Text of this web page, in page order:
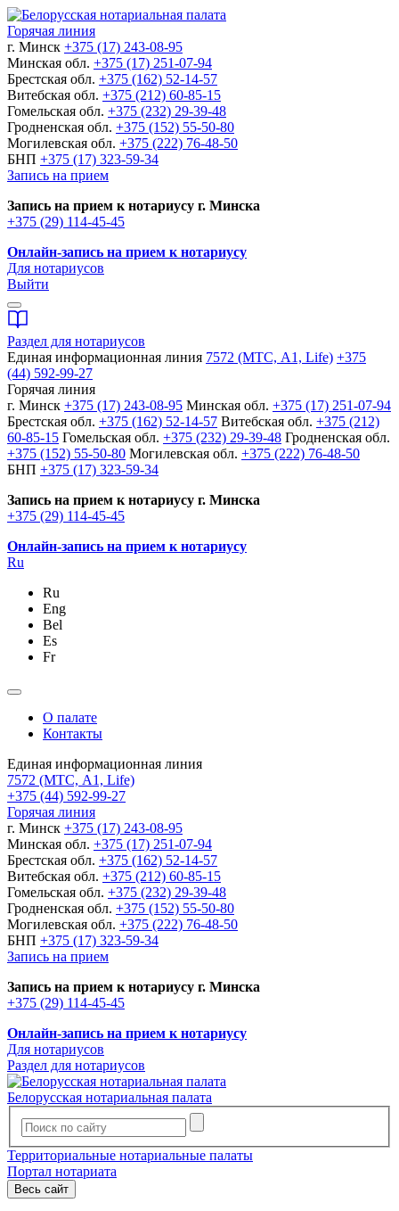
Горячая линия
г. Минск +375 (17) 243-08-95
Минская обл. +375 (17) 251-07-94
Брестская обл. +375 (162) 52-14-57
Витебская обл. +375 (212) 60-85-15
Гомельская обл. +375 (232) 29-39-48
Гродненская обл. +375 (152) 55-50-80
Могилевская обл. +375 (222) 76-48-50
БНП +375 (17) 323-59-34
Запись на прием
Запись на прием к нотариусу г. Минска
+375 (29) 114-45-45
Онлайн-запись на прием к нотариусу
Для нотариусов
Выйти
Раздел для нотариусов
Единая информационная линия 7572 (МТС, A1, Life) +375
(44) 592-99-27
Горячая линия
г. Минск +375 (17) 243-08-95 Минская обл. +375 (17) 251-07-94
Брестская обл. +375 (162) 52-14-57 Витебская обл. +375 (212)
60-85-15 Гомельская обл. +375 (232) 29-39-48 Гродненская обл.
+375 (152) 55-50-80 Могилевская обл. +375 (222) 76-48-50
БНП +375 (17) 323-59-34
Запись на прием к нотариусу г. Минска
+375 (29) 114-45-45
Онлайн-запись на прием к нотариусу
Ru
Ru
Eng
Bel
Es
Fr
О палате
Контакты
Единая информационная линия
7572 (МТС, A1, Life)
+375 (44) 592-99-27
Горячая линия
г. Минск +375 (17) 243-08-95
Минская обл. +375 (17) 251-07-94
Брестская обл. +375 (162) 52-14-57
Витебская обл. +375 (212) 60-85-15
Гомельская обл. +375 (232) 29-39-48
Гродненская обл. +375 (152) 55-50-80
Могилевская обл. +375 (222) 76-48-50
БНП +375 (17) 323-59-34
Запись на прием
Запись на прием к нотариусу г. Минска
+375 (29) 114-45-45
Онлайн-запись на прием к нотариусу
Для нотариусов
Раздел для нотариусов
Белорусская нотариальная палата
Территориальные нотариальные палаты
Портал нотариата
Весь сайт